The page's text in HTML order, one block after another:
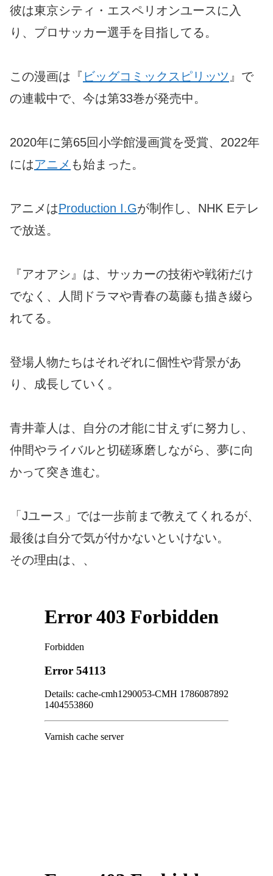
彼は東京シティ・エスペリオンユースに入
り、プロサッカー選手を目指してる。
この漫画は『 ビッグコミックスピリッツ 』で
の連載中で、今は第33巻が発売中。
2020年に第65回小学館漫画賞を受賞、2022年
にはアニメ も始まった。
アニメはProduction I.Gが制作し、NHK Eテレ
で放送。
『アオアシ』は、サッカーの技術や戦術だけ
でなく、人間ドラマや青春の葛藤も描き綴ら
れてる。
登場人物たちはそれぞれに個性や背景があ
り、成長していく。
青井葦人は、自分の才能に甘えずに努力し、
仲間やライバルと切磋琢磨しながら、夢に向
かって突き進む。
「Jユース」では一歩前まで教えてくれるが、
最後は自分で気が付かないといけない。
その理由は、、